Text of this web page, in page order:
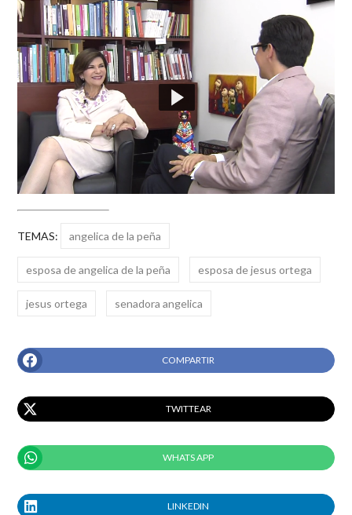
TEMAS: angelica de la peña
esposa de angelica de la peña esposa de jesus ortega
jesus ortega senadora angelica
COMPARTIR
TWITTEAR
WHATS APP
LINKEDIN